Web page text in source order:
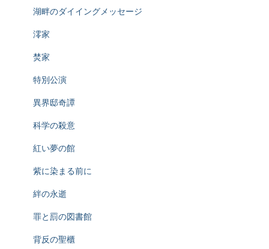
湖畔のダイイングメッセージ
澪家
焚家
特別公演
異界邸奇譚
科学の殺意
紅い夢の館
紫に染まる前に
絆の永逝
罪と罰の図書館
背反の聖櫃